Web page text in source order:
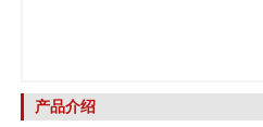
产品介绍